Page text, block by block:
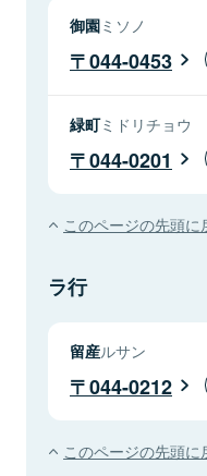
御園ミソノ
044-0453
緑町ミドリチョウ
044-0201
このページの先頭に
ラ行
留産ルサン
044-0212
このページの先頭に